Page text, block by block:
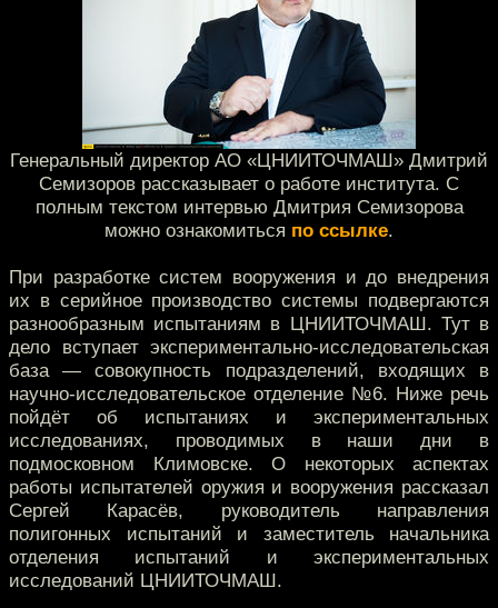
Генеральный директор АО «ЦНИИТОЧМАШ» Дмитрий
Семизоров рассказывает о работе института. С
полным текстом интервью Дмитрия Семизорова
можно ознакомиться по ссылке.
При разработке систем вооружения и до внедрения
их в серийное производство системы подвергаются
разнообразным испытаниям в ЦНИИТОЧМАШ. Тут в
дело вступает экспериментально-исследовательская
база — совокупность подразделений, входящих в
научно-исследовательское отделение №6. Ниже речь
пойдёт об испытаниях и экспериментальных
исследованиях, проводимых в наши дни в
подмосковном Климовске. О некоторых аспектах
работы испытателей оружия и вооружения рассказал
Сергей Карасёв, руководитель направления
полигонных испытаний и заместитель начальника
отделения испытаний и экспериментальных
исследований ЦНИИТОЧМАШ.